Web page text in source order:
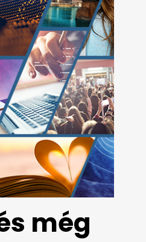
még